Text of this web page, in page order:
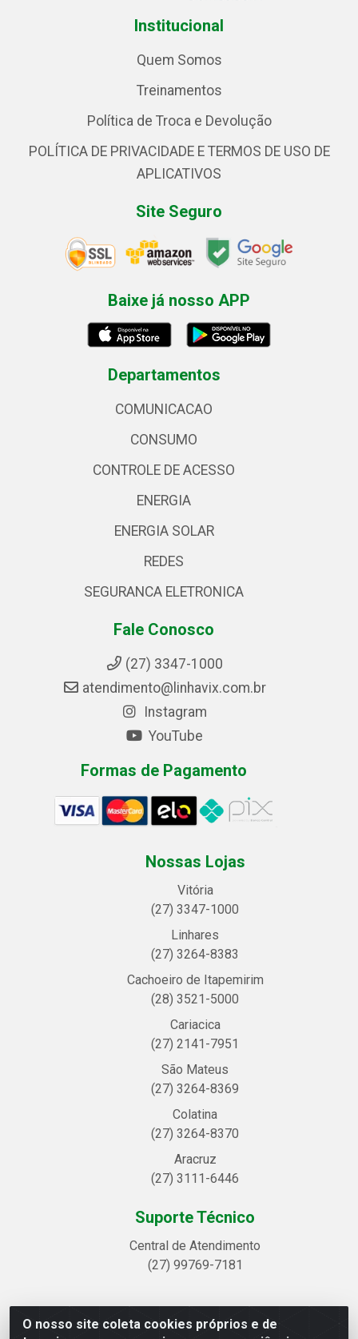
O nosso site coleta cookies próprios e de
Institucional
Quem Somos
Treinamentos
Política de Troca e Devolução
POLÍTICA DE PRIVACIDADE E TERMOS DE USO DE
APLICATIVOS
Site Seguro
Baixe já nosso APP
Departamentos
COMUNICACAO
CONSUMO
CONTROLE DE ACESSO
ENERGIA
ENERGIA SOLAR
REDES
SEGURANCA ELETRONICA
Fale Conosco
(27) 3347-1000
atendimento@linhavix.com.br
Instagram
YouTube
Formas de Pagamento
Nossas Lojas
Vitória
(27) 3347-1000
Linhares
(27) 3264-8383
Cachoeiro de Itapemirim
(28) 3521-5000
Cariacica
(27) 2141-7951
São Mateus
(27) 3264-8369
Colatina
(27) 3264-8370
Aracruz
(27) 3111-6446
Suporte Técnico
Central de Atendimento
(27) 99769-7181
Linhavix Distribuidora LTDA - Avenida Alegre, 2521 -